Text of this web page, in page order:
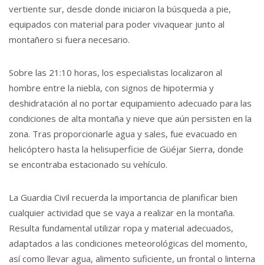
vertiente sur, desde donde iniciaron la búsqueda a pie,
equipados con material para poder vivaquear junto al
montañero si fuera necesario.
Sobre las 21:10 horas, los especialistas localizaron al
hombre entre la niebla, con signos de hipotermia y
deshidratación al no portar equipamiento adecuado para las
condiciones de alta montaña y nieve que aún persisten en la
zona. Tras proporcionarle agua y sales, fue evacuado en
helicóptero hasta la helisuperficie de Güéjar Sierra, donde
se encontraba estacionado su vehículo.
La Guardia Civil recuerda la importancia de planificar bien
cualquier actividad que se vaya a realizar en la montaña.
Resulta fundamental utilizar ropa y material adecuados,
adaptados a las condiciones meteorológicas del momento,
así como llevar agua, alimento suficiente, un frontal o linterna